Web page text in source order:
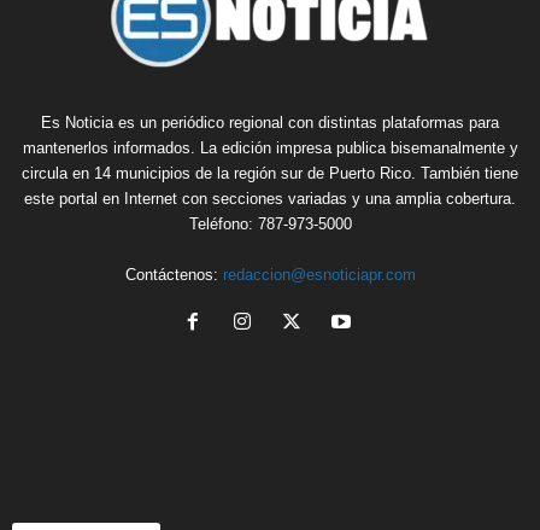
Es Noticia es un periódico regional con distintas plataformas para
mantenerlos informados. La edición impresa publica bisemanalmente y
circula en 14 municipios de la región sur de Puerto Rico. También tiene
este portal en Internet con secciones variadas y una amplia cobertura.
Teléfono: 787-973-5000
Contáctenos: redaccion@esnoticiapr.com